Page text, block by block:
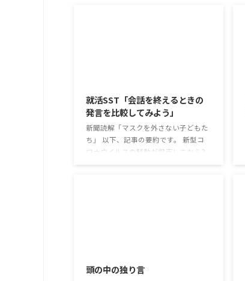
就活SST「会話を終えるときの
発言を比較してみよう」
新聞読解「マスクを外さない子どもた
ち」 以下、記事の要約です。 新型コ
ロナウイルスの騒動が収束してから3
も同じなのかも 同居中の高齢者のた
頭の中の独り言